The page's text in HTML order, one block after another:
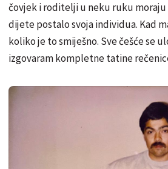
čovjek i roditelji u neku ruku
dijete postalo svoja individua. Kad
koliko je to smiješno. Sve češće se
izgovaram kompletne tatine